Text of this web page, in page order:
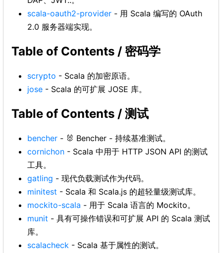
scala-oauth2-provider - 用 Scala 编写的 OAuth
2.0 服务器端实现。
Table of Contents / 密码学
scrypto - Scala 的加密原语。
jose - Scala 的可扩展 JOSE 库。
Table of Contents / 测试
bencher - 🐰 Bencher - 持续基准测试。
cornichon - Scala 中用于 HTTP JSON API 的测试
工具。
gatling - 现代负载测试作为代码。
minitest - Scala 和 Scala.js 的超轻量级测试库。
mockito-scala - 用于 Scala 语言的 Mockito。
munit - 具有可操作错误和可扩展 API 的 Scala 测试
库。
scalacheck - Scala 基于属性的测试。